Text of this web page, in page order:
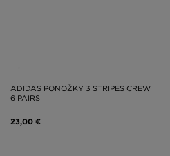
ADIDAS PONOŽKY 3 STRIPES CREW
6 PAIRS
23,00 €